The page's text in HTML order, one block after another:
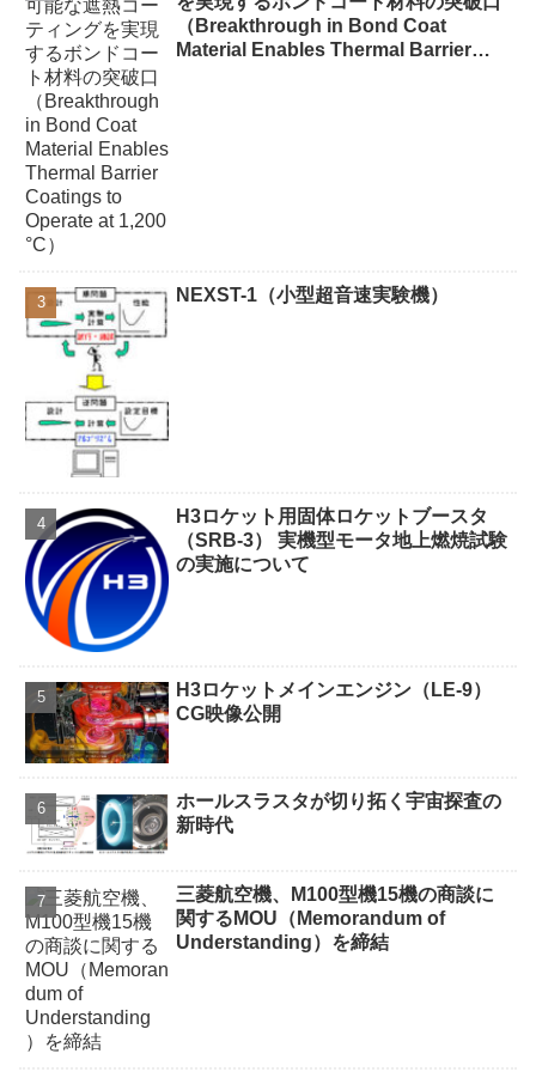
（Breakthrough in Bond Coat
Material Enables Thermal Barrier
NEXST-1（小型超音速実験機）
H3ロケット用固体ロケットブースタ
（SRB-3） 実機型モータ地上燃焼試験
の実施について
H3ロケットメインエンジン（LE-9）
CG映像公開
ホールスラスタが切り拓く宇宙探査の
新時代
三菱航空機、M100型機15機の商談に
関するMOU（Memorandum of
Understanding）を締結